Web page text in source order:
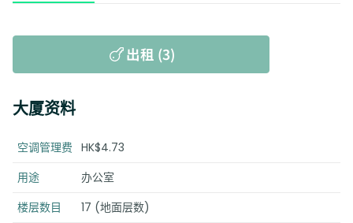
出租 (3)
大厦资料
空调管理费 HK$4.73
用途
办公室
楼层数目
17 (地面层数)